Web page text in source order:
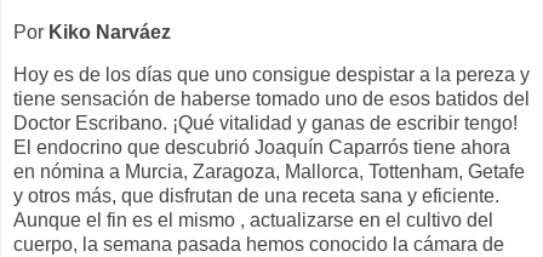
Por Kiko Narváez
Hoy es de los días que uno consigue despistar a la pereza y
tiene sensación de haberse tomado uno de esos batidos del
Doctor Escribano. ¡Qué vitalidad y ganas de escribir tengo!
El endocrino que descubrió Joaquín Caparrós tiene ahora
en nómina a Murcia, Zaragoza, Mallorca, Tottenham, Getafe
y otros más, que disfrutan de una receta sana y eficiente.
Aunque el fin es el mismo , actualizarse en el cultivo del
cuerpo, la semana pasada hemos conocido la cámara de